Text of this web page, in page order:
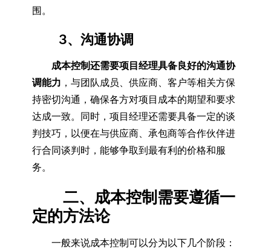
围。
3、沟通协调
成本控制还需要项目经理具备良好的沟通协
调能力 ，与团队成员、供应商、客户等相关方保
持密切沟通，确保各方对项目成本的期望和要求
达成一致。同时，项目经理还需要具备一定的谈
判技巧，以便在与供应商、承包商等合作伙伴进
行合同谈判时，能够争取到最有利的价格和服
务。
二、成本控制需要遵循一
定的方法论
一般来说成本控制可以分为以下几个阶段：